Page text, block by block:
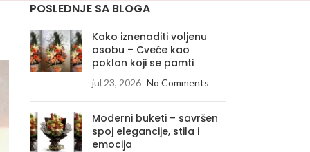
POSLEDNJE SA BLOGA
Kako iznenaditi voljenu
osobu – Cveće kao
poklon koji se pamti
jul 23, 2026 No Comments
Moderni buketi – savršen
spoj elegancije, stila i
emocija